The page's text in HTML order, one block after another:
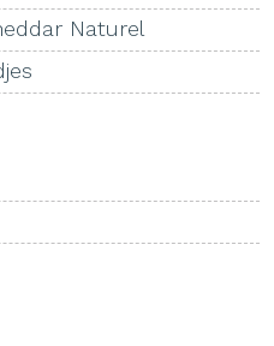
Naturel